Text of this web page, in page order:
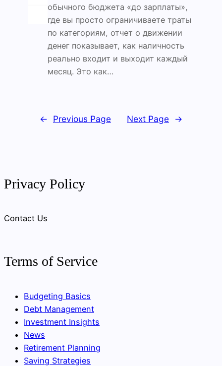
обычного бюджета «до зарплаты»,
где вы просто ограничиваете траты
по категориям, отчет о движении
денег показывает, как наличность
реально входит и выходит каждый
месяц. Это как…
← Previous Page Next Page →
Privacy Policy
Contact Us
Terms of Service
Budgeting Basics
Debt Management
Investment Insights
News
Retirement Planning
Saving Strategies